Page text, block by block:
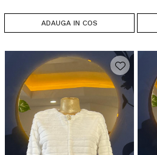
ADAUGA IN COS